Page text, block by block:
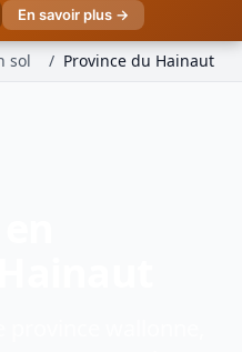
En savoir plus →
sol / Province du Hainaut